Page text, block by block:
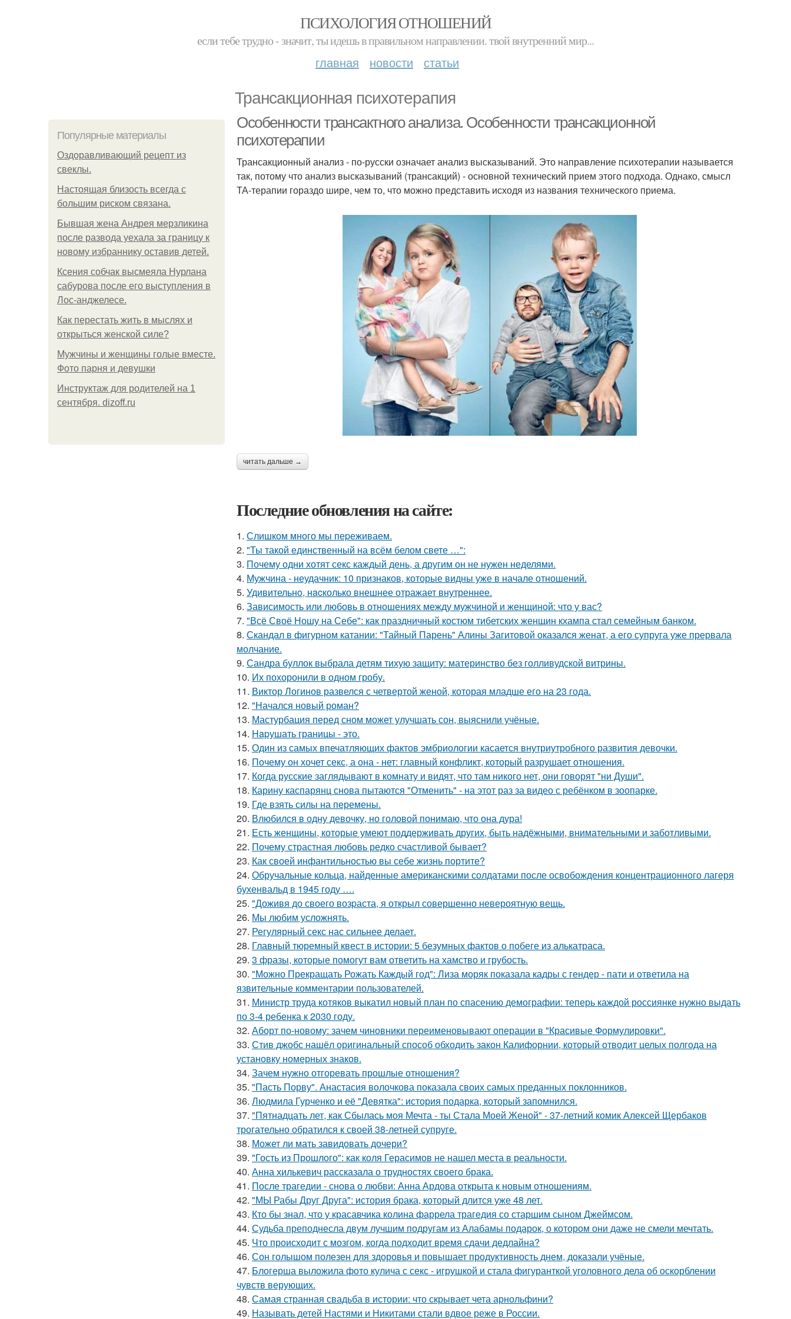
ПСИХОЛОГИЯ ОТНОШЕНИЙ
если тебе трудно - значит, ты идешь в правильном направлении. твой внутренний мир...
главная новости статьи
Трансакционная психотерапия
Популярные материалы
Оздоравливающий рецепт из
свеклы.
Hacтоящая близость всегда с
большим риском связана.
Бывшая жена Андрея мерзликина
после развода уехала за границу к
новому избраннику оставив детей.
Ксения собчак высмеяла Нурлана
сабурова после его выступления в
Лос-анджелесе.
Как перестать жить в мыслях и
открыться женской силе?
Мужчины и женщины голые вместе.
Фото парня и девушки
Инструктаж для родителей на 1
сентября. dizoff.ru
Особенности трансактного анализа. Особенности трансакционной
психотерапии
Трансакционный анализ - по-русски означает анализ высказываний. Это направление психотерапии называется
так, потому что анализ высказываний (трансакций) - основной технический прием этого подхода. Однако, смысл
ТА-терапии гораздо шире, чем то, что можно представить исходя из названия технического приема.
читать дальше →
Последние обновления на сайте:
1. Слишком много мы пеpеживаем.
2. "Ты такой единственный на всём белом свете …":
3. Почему одни хотят секс каждый день, а другим он не нужен неделями.
4. Мужчина - неудачник: 10 признаков, которые видны уже в начале отношений.
5. Удивительнo, нacколько внешнее отражает внутреннее.
6. Зависимость или любовь в отношениях между мужчиной и женщиной: что у вас?
7. "Всё Своё Ношу на Себе": как праздничный костюм тибетских женщин кхампа стал семейным банком.
8. Скандал в фигурном катании: "Тайный Парень" Алины Загитовой оказался женат, а его супруга уже прервала
молчание.
9. Сандра буллок выбрала детям тихую защиту: материнство без голливудской витрины.
10. Их похоронили в одном гробу.
11. Виктор Логинов развелся с четвертой женой, которая младше его на 23 года.
12. "Начался новый роман?
13. Мастурбация перед сном может улучшать сон, выяснили учёные.
14. Hapушать границы - это.
15. Один из самых впечатляющих фактов эмбриологии касается внутриутробного развития девочки.
16. Почему он хочет секс, а она - нет: главный конфликт, который разрушает отношения.
17. Когда русские заглядывают в комнату и видят, что там никого нет, они говорят "ни Души".
18. Карину каспарянц снова пытаются "Отменить" - на этот раз за видео с ребёнком в зоопарке.
19. Где взять силы на перемены.
20. Влюбился в одну девочку, но головой понимаю, что она дура!
21. Есть женщины, которые умеют поддерживать других, быть надёжными, внимательными и заботливыми.
22. Почему страстная любовь редко счастливой бывает?
23. Как своей инфантильностью вы себе жизнь портите?
24. Обручальные кольца, найденные американскими солдатами после освобождения концентрационного лагеря
бухенвальд в 1945 году ….
25. "Доживя до своего возpаста, я открыл совершенно невероятную вещь.
26. Мы любим усложнять.
27. Регулярный секс нас сильнее делает.
28. Главный тюремный квест в истории: 5 безумных фактов о побеге из алькатраса.
29. 3 фразы, которые помогут вам ответить на хамство и грубость.
30. "Можно Прекращать Рожать Каждый год": Лиза моряк показала кадры с гендер - пати и ответила на
язвительные комментарии пользователей.
31. Министр труда котяков выкатил новый план по спасению демографии: теперь каждой россиянке нужно выдать
по 3-4 ребенка к 2030 году.
32. Аборт по-новому: зачем чиновники переименовывают операции в "Красивые Формулировки".
33. Стив джобс нашёл оригинальный способ обходить закон Калифорнии, который отводит целых полгода на
установку номерных знаков.
34. Зачем нужно отгоревать прошлые отношения?
35. "Пасть Порву". Анастасия волочкова показала своих самых преданных поклонников.
36. Людмила Гурченко и её "Девятка": история подарка, который запомнился.
37. "Пятнадцать лет, как Сбылась моя Мечта - ты Стала Моей Женой" - 37-летний комик Алексей Щербаков
трогательно обратился к своей 38-летней супруге.
38. Может ли мать завидовать дочери?
39. "Гость из Прошлого": как коля Герасимов не нашел места в реальности.
40. Анна хилькевич рассказала о трудностях своего брака.
41. После трагедии - снова о любви: Анна Ардова открыта к новым отношениям.
42. "МЫ Рабы Друг Друга": история брака, который длится уже 48 лет.
43. Кто бы знал, что у красавчика колина фаррела трагедия со старшим сыном Джеймсом.
44. Судьба преподнесла двум лучшим подругам из Алабамы подарок, о котором они даже не смели мечтать.
45. Что происходит с мозгом, когда подходит время сдачи дедлайна?
46. Сон голышом полезен для здоровья и повышает продуктивность днем, доказали учёные.
47. Блогерша выложила фото кулича с секс - игрушкой и стала фигуранткой уголовного дела об оскорблении
чувств верующих.
48. Самая странная свадьба в истории: что скрывает чета арнольфини?
49. Называть детей Настями и Никитами стали вдвое реже в России.